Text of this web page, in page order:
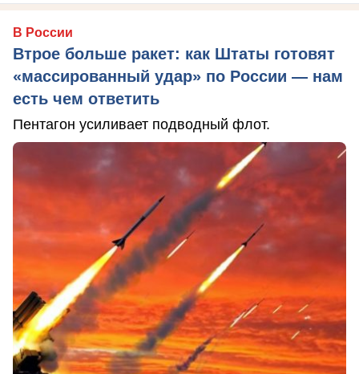
В России
Втрое больше ракет: как Штаты готовят
«массированный удар» по России — нам
есть чем ответить
Пентагон усиливает подводный флот.